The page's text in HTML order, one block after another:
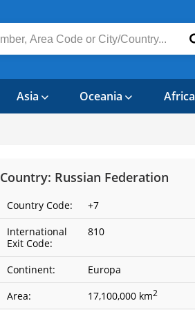
Asia Oceania Africa
Country: Russian Federation
Country Code:
+7
International
Exit Code:
810
Continent:
Europa
Area:
17,100,000 km2